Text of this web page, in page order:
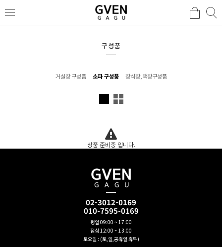
구성품
거실장 구성품 소파 구성품 장식장,책장구성품
상품 준비중 입니다.
02-3012-0169
010-7595-0169
평일 09:00 ~ 17:00
점심 12:00 ~ 13:00
토요일 : (토,일,공휴일 휴무)